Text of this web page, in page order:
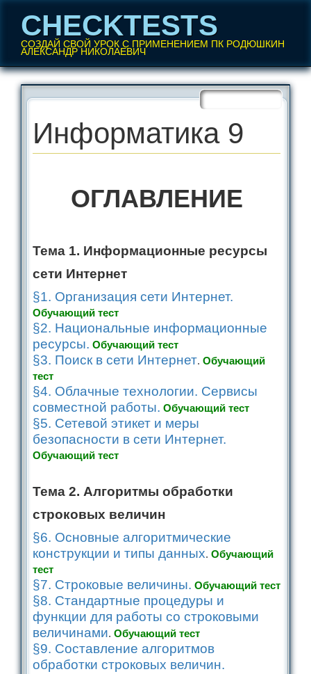
CHECKTESTS
СОЗДАЙ СВОЙ УРОК С ПРИМЕНЕНИЕМ ПК РОДЮШКИН
АЛЕКСАНДР НИКОЛАЕВИЧ
Главное меню
Перейти
Информатика 9
ОГЛАВЛЕНИЕ
Тема 1. Информационные ресурсы
сети Интернет
§1. Организация сети Интернет.
Обучающий тест
§2. Национальные информационные
ресурсы. Обучающий тест
§3. Поиск в сети Интернет.Обучающий
тест
§4. Облачные технологии. Сервисы
совместной работы. Обучающий тест
§5. Сетевой этикет и меры
безопасности в сети Интернет.
Обучающий тест
Тема 2. Алгоритмы обработки
строковых величин
§6. Основные алгоритмические
конструкции и типы данных.Обучающий
тест
§7. Строковые величины. Обучающий тест
§8. Стандартные процедуры и
функции для работы со строковыми
величинами.Обучающий тест
§9. Составление алгоритмов
обработки строковых величин.